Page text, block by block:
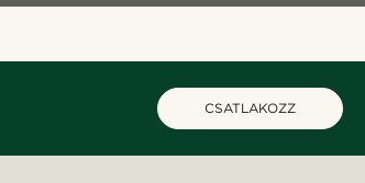
CSATLAKOZZ